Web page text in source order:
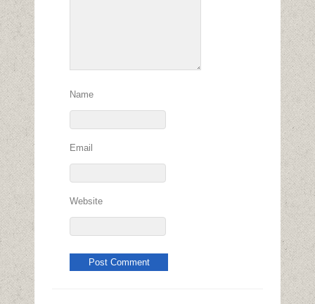
Name
Email
Website